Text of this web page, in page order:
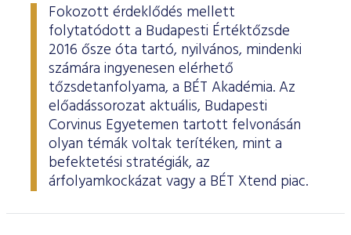
Fokozott érdeklődés mellett
folytatódott a Budapesti Értéktőzsde
2016 ősze óta tartó, nyilvános, mindenki
számára ingyenesen elérhető
tőzsdetanfolyama, a BÉT Akadémia. Az
előadássorozat aktuális, Budapesti
Corvinus Egyetemen tartott felvonásán
olyan témák voltak terítéken, mint a
befektetési stratégiák, az
árfolyamkockázat vagy a BÉT Xtend piac.